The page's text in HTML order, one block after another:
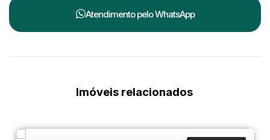
Atendimento peloWhatsApp
Imóveis relacionados